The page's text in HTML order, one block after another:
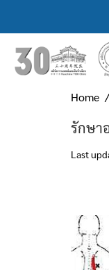
Home
รักษา
Last